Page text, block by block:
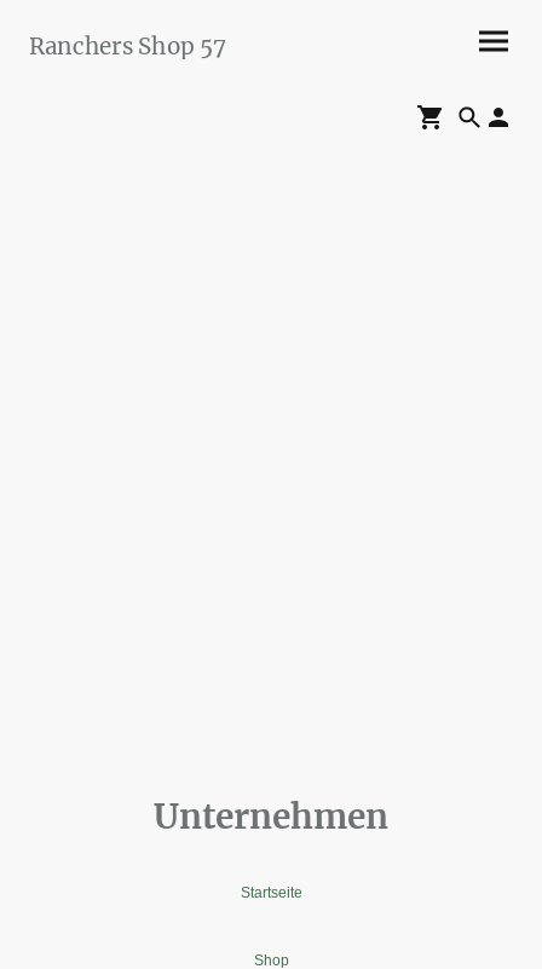
Ranchers Shop 57
Unternehmen
Startseite
Shop